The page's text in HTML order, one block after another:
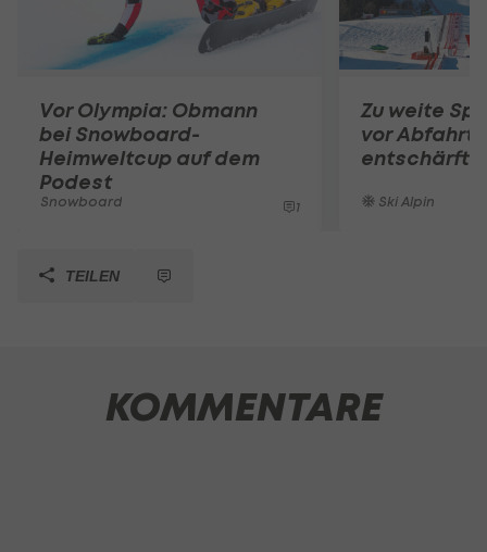
Vor Olympia: Obmann
bei Snowboard-
Heimweltcup auf dem
Podest
Snowboard 1
Zu weite
vor
entschärft
Ski Alpin
TEILEN
KOMMENTARE